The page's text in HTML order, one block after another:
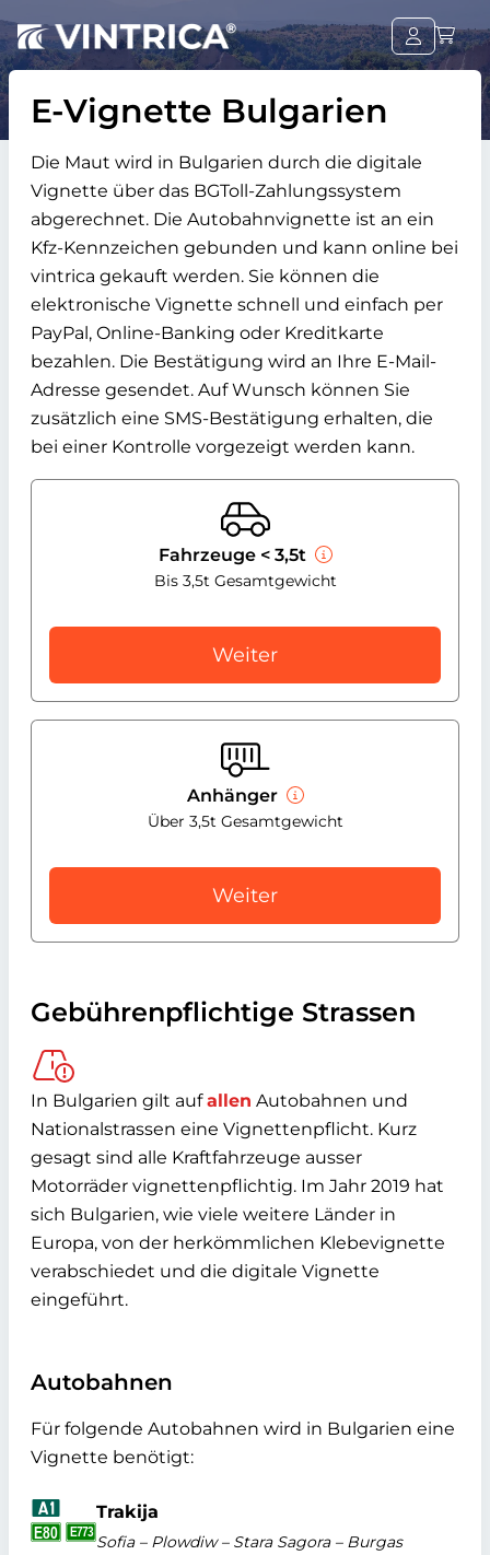
E-Vignette Bulgarien
Die Maut wird in Bulgarien durch die digitale
Vignette über das BGToll-Zahlungssystem
abgerechnet. Die Autobahnvignette ist an ein
Kfz-Kennzeichen gebunden und kann online bei
vintrica gekauft werden. Sie können die
elektronische Vignette schnell und einfach per
PayPal, Online-Banking oder Kreditkarte
bezahlen. Die Bestätigung wird an Ihre E-Mail-
Adresse gesendet. Auf Wunsch können Sie
zusätzlich eine SMS-Bestätigung erhalten, die
bei einer Kontrolle vorgezeigt werden kann.
Fahrzeuge < 3,5t
Bis 3,5t Gesamtgewicht
Weiter
Anhänger
Über 3,5t Gesamtgewicht
Weiter
Gebührenpflichtige Strassen
In Bulgarien gilt aufallen Autobahnen und
Nationalstrassen eine Vignettenpflicht. Kurz
gesagt sind alle Kraftfahrzeuge ausser
Motorräder vignettenpflichtig. Im Jahr 2019 hat
sich Bulgarien, wie viele weitere Länder in
Europa, von der herkömmlichen Klebevignette
verabschiedet und die digitale Vignette
eingeführt.
Autobahnen
Für folgende Autobahnen wird in Bulgarien eine
Vignette benötigt:
Trakija
Sofia – Plowdiw – Stara Sagora – Burgas